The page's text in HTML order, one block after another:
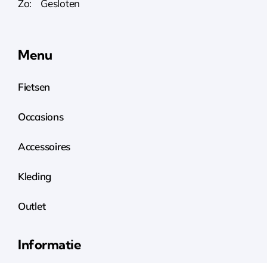
Zo: Gesloten
Menu
Fietsen
Occasions
Accessoires
Kleding
Outlet
Informatie